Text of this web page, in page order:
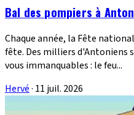
Bal des pompiers à
Chaque année, la Fête
fête. Des milliers d'Antoniens
vous immanquables : le feu...
Hervé· 11 juil. 2026